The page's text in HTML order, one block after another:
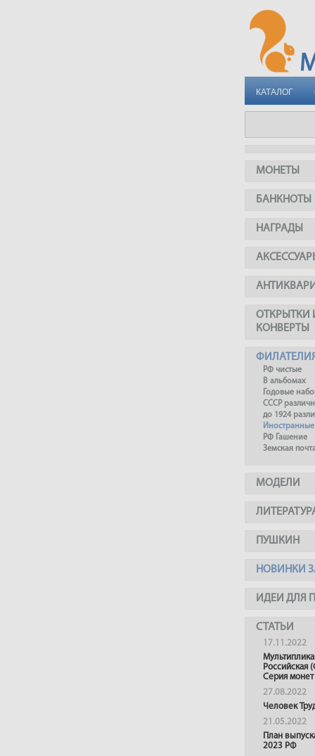
КАТАЛОГ
МОНЕТЫ
БАНКНОТЫ
НАГРАДЫ
ОТКРЫТКИ
КОНВЕРТЫ
РФ чистые
В альбомах
Годовые
СССР
до 1924
Иностранные
РФ Гашение
Земская
МОДЕЛИ
ПУШКИН
НОВИНКИ
ИДЕИ ДЛЯ
СТАТЬИ
17.11.2022
Российская
Серия монет
27.08.2022
Человек
21.05.2022
План
2023 РФ